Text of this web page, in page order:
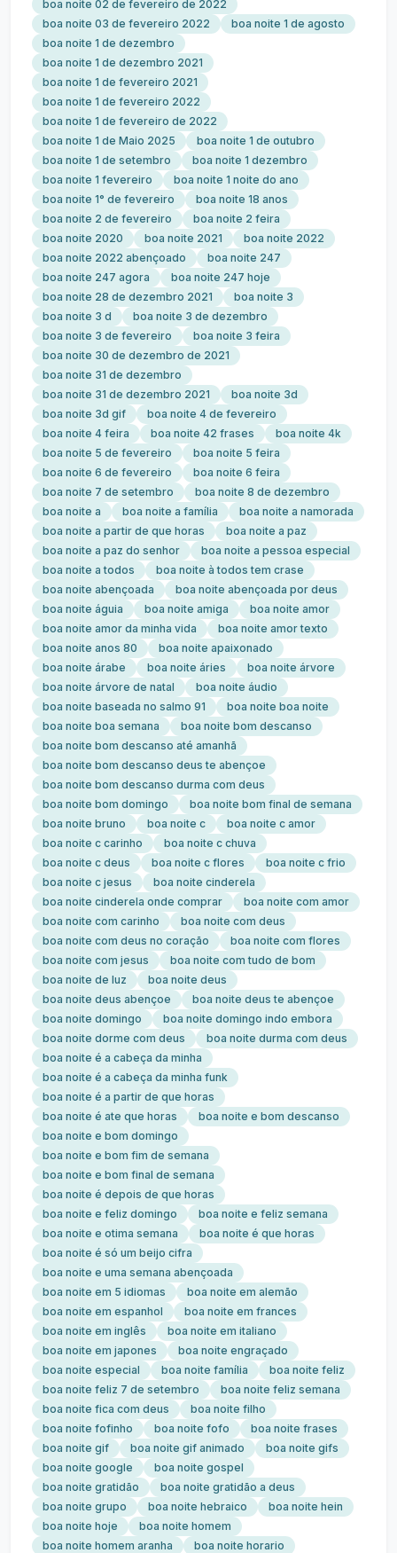
boa noite 02 de fevereiro de 2022
boa noite 03 de fevereiro 2022
boa noite 1 de agosto
boa noite 1 de dezembro
boa noite 1 de dezembro 2021
boa noite 1 de fevereiro 2021
boa noite 1 de fevereiro 2022
boa noite 1 de fevereiro de 2022
boa noite 1 de Maio 2025
boa noite 1 de outubro
boa noite 1 de setembro
boa noite 1 dezembro
boa noite 1 fevereiro
boa noite 1 noite do ano
boa noite 1° de fevereiro
boa noite 18 anos
boa noite 2 de fevereiro
boa noite 2 feira
boa noite 2020
boa noite 2021
boa noite 2022
boa noite 2022 abençoado
boa noite 247
boa noite 247 agora
boa noite 247 hoje
boa noite 28 de dezembro 2021
boa noite 3
boa noite 3 d
boa noite 3 de dezembro
boa noite 3 de fevereiro
boa noite 3 feira
boa noite 30 de dezembro de 2021
boa noite 31 de dezembro
boa noite 31 de dezembro 2021
boa noite 3d
boa noite 3d gif
boa noite 4 de fevereiro
boa noite 4 feira
boa noite 42 frases
boa noite 4k
boa noite 5 de fevereiro
boa noite 5 feira
boa noite 6 de fevereiro
boa noite 6 feira
boa noite 7 de setembro
boa noite 8 de dezembro
boa noite a
boa noite a família
boa noite a namorada
boa noite a partir de que horas
boa noite a paz
boa noite a paz do senhor
boa noite a pessoa especial
boa noite a todos
boa noite à todos tem crase
boa noite abençoada
boa noite abençoada por deus
boa noite águia
boa noite amiga
boa noite amor
boa noite amor da minha vida
boa noite amor texto
boa noite anos 80
boa noite apaixonado
boa noite árabe
boa noite áries
boa noite árvore
boa noite árvore de natal
boa noite áudio
boa noite baseada no salmo 91
boa noite boa noite
boa noite boa semana
boa noite bom descanso
boa noite bom descanso até amanhã
boa noite bom descanso deus te abençoe
boa noite bom descanso durma com deus
boa noite bom domingo
boa noite bom final de semana
boa noite bruno
boa noite c
boa noite c amor
boa noite c carinho
boa noite c chuva
boa noite c deus
boa noite c flores
boa noite c frio
boa noite c jesus
boa noite cinderela
boa noite cinderela onde comprar
boa noite com amor
boa noite com carinho
boa noite com deus
boa noite com deus no coração
boa noite com flores
boa noite com jesus
boa noite com tudo de bom
boa noite de luz
boa noite deus
boa noite deus abençoe
boa noite deus te abençoe
boa noite domingo
boa noite domingo indo embora
boa noite dorme com deus
boa noite durma com deus
boa noite é a cabeça da minha
boa noite é a cabeça da minha funk
boa noite é a partir de que horas
boa noite é ate que horas
boa noite e bom descanso
boa noite e bom domingo
boa noite e bom fim de semana
boa noite e bom final de semana
boa noite é depois de que horas
boa noite e feliz domingo
boa noite e feliz semana
boa noite e otima semana
boa noite é que horas
boa noite é só um beijo cifra
boa noite e uma semana abençoada
boa noite em 5 idiomas
boa noite em alemão
boa noite em espanhol
boa noite em frances
boa noite em inglês
boa noite em italiano
boa noite em japones
boa noite engraçado
boa noite especial
boa noite família
boa noite feliz
boa noite feliz 7 de setembro
boa noite feliz semana
boa noite fica com deus
boa noite filho
boa noite fofinho
boa noite fofo
boa noite frases
boa noite gif
boa noite gif animado
boa noite gifs
boa noite google
boa noite gospel
boa noite gratidão
boa noite gratidão a deus
boa noite grupo
boa noite hebraico
boa noite hein
boa noite hoje
boa noite homem
boa noite homem aranha
boa noite horario